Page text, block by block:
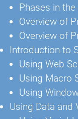
Phases in
Overview of
Overview of
Introduction to
Using Web
Using Macro
Using
Using Data and